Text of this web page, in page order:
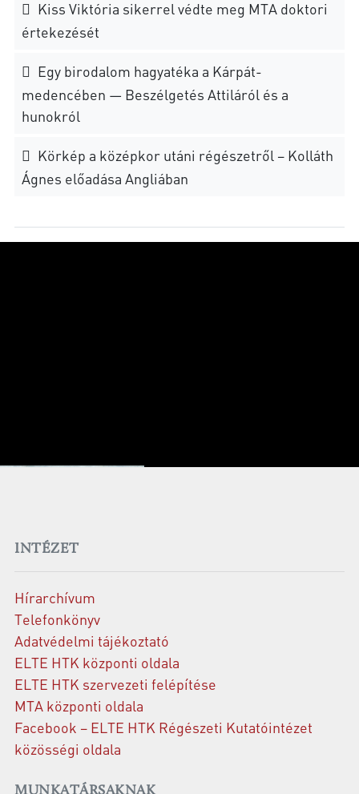
Kiss Viktória sikerrel védte meg MTA doktori
értekezését
Egy birodalom hagyatéka a Kárpát-
medencében — Beszélgetés Attiláról és a
hunokról
Körkép a középkor utáni régészetről – Kolláth
Ágnes előadása Angliában
INTÉZET
Hírarchívum
Telefonkönyv
Adatvédelmi tájékoztató
ELTE HTK központi oldala
ELTE HTK szervezeti felépítése
MTA központi oldala
Facebook – ELTE HTK Régészeti Kutatóintézet
közösségi oldala